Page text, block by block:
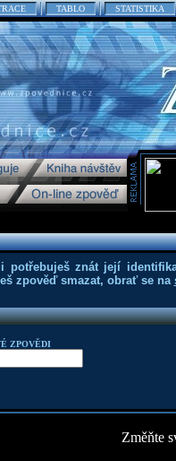
TABLO STATISTIKA
potřebuješ znát její
zpověď smazat, obrať se na
ZPOVĚDI
Změňte